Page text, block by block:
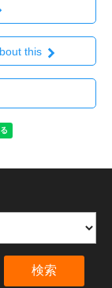
this
検索